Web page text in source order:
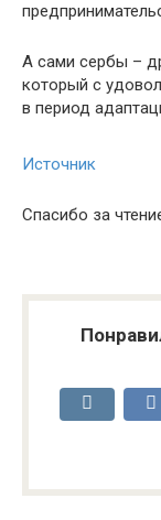
А сами сербы –
который с
в период
Источник
Спасибо за